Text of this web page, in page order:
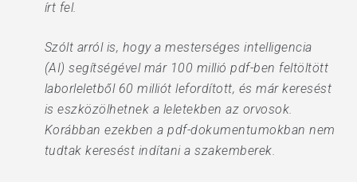
írt fel.
Szólt arról is, hogy a mesterséges intelligencia
(AI) segítségével már 100 millió pdf-ben feltöltött
laborleletből 60 milliót lefordított, és már keresést
is eszközölhetnek a leletekben az orvosok.
Korábban ezekben a pdf-dokumentumokban nem
tudtak keresést indítani a szakemberek.